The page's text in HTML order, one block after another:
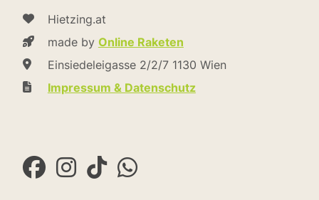
Hietzing.at
made by Online Raketen
Einsiedeleigasse 2/2/7 1130 Wien
Impressum & Datenschutz